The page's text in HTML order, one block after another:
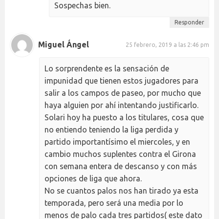
Sospechas bien.
Responder
Miguel Ángel 25 febrero, 2019 a las 2:46 pm
Lo sorprendente es la sensación de
impunidad que tienen estos jugadores para
salir a los campos de paseo, por mucho que
haya alguien por ahí intentando justificarlo.
Solari hoy ha puesto a los titulares, cosa que
no entiendo teniendo la liga perdida y
partido importantísimo el miercoles, y en
cambio muchos suplentes contra el Girona
con semana entera de descanso y con más
opciones de liga que ahora.
No se cuantos palos nos han tirado ya esta
temporada, pero será una media por lo
menos de palo cada tres partidos( este dato